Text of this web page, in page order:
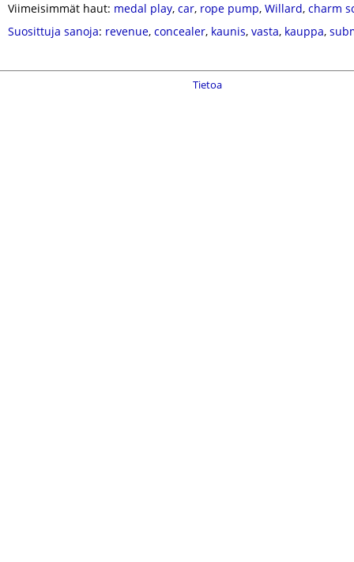
Viimeisimmät haut: medal play, car, rope pump, Willard, charm
Suosittuja sanoja: revenue, concealer, kaunis, vasta, kauppa,
Tietoa